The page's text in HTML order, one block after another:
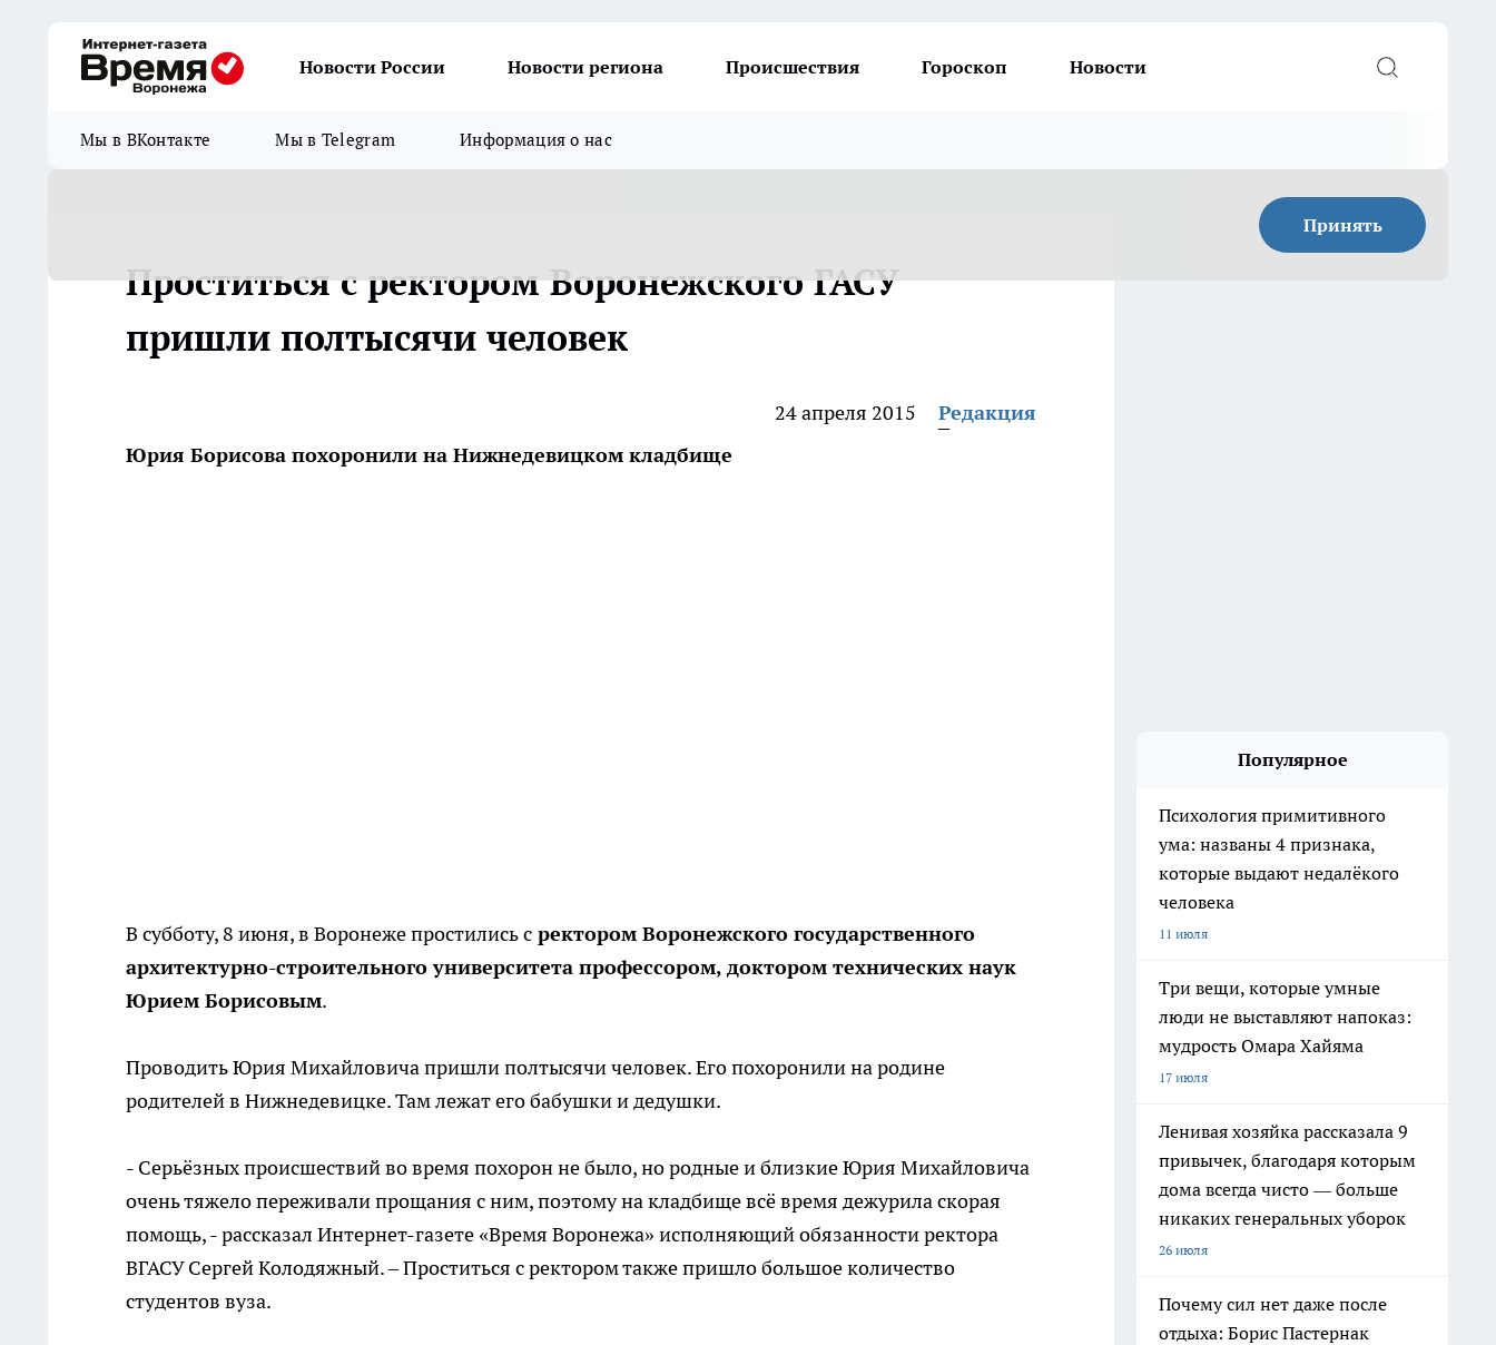
Новости России Новости региона Происшествия Гороскоп Новости
Мы в ВКонтакте Мы в Telegram Информация о нас
Принять
Проститься с ректором Воронежского ГАСУ
пришли полтысячи человек
24 апреля 2015
Редакция
Юрия Борисова похоронили на Нижнедевицком кладбище
В субботу, 8 июня, в Воронеже простились с ректором Воронежского государственного
архитектурно-строительного университета профессором, доктором технических наук
Юрием Борисовым.
Проводить Юрия Михайловича пришли полтысячи человек. Его похоронили на родине
родителей в Нижнедевицке. Там лежат его бабушки и дедушки.
- Серьёзных происшествий во время похорон не было, но родные и близкие Юрия Михайловича
очень тяжело переживали прощания с ним, поэтому на кладбище всё время дежурила скорая
помощь, - рассказал Интернет-газете «Время Воронежа» исполняющий обязанности ректора
ВГАСУ Сергей Колодяжный. – Проститься с ректором также пришло большое количество
студентов вуза.
Популярное
Психология примитивного
ума: названы 4 признака,
которые выдают недалёкого
человека
11 июля
Три вещи, которые умные
люди не выставляют напоказ:
мудрость Омара Хайяма
17 июля
Ленивая хозяйка рассказала 9
привычек, благодаря которым
дома всегда чисто — больше
никаких генеральных уборок
26 июля
Почему сил нет даже после
отдыха: Борис Пастернак